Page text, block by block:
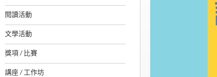
閱讀活動
文學活動
獎項 / 比賽
講座 / 工作坊